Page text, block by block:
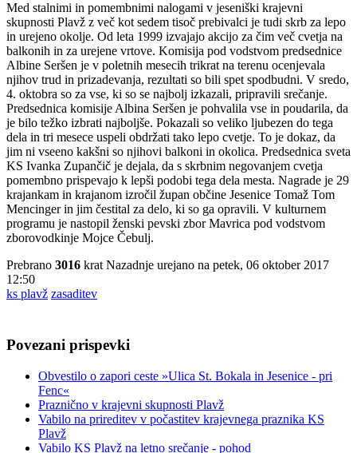
Med stalnimi in pomembnimi nalogami v jeseniški krajevni
skupnosti Plavž z več kot sedem tisoč prebivalci je tudi skrb za lepo
in urejeno okolje. Od leta 1999 izvajajo akcijo za čim več cvetja na
balkonih in za urejene vrtove. Komisija pod vodstvom predsednice
Albine Seršen je v poletnih mesecih trikrat na terenu ocenjevala
njihov trud in prizadevanja, rezultati so bili spet spodbudni. V sredo,
4. oktobra so za vse, ki so se najbolj izkazali, pripravili srečanje.
Predsednica komisije Albina Seršen je pohvalila vse in poudarila, da
je bilo težko izbrati najboljše. Pokazali so veliko ljubezen do tega
dela in tri mesece uspeli obdržati tako lepo cvetje. To je dokaz, da
jim ni vseeno kakšni so njihovi balkoni in okolica. Predsednica sveta
KS Ivanka Zupančič je dejala, da s skrbnim negovanjem cvetja
pomembno prispevajo k lepši podobi tega dela mesta. Nagrade je 29
krajankam in krajanom izročil župan občine Jesenice Tomaž Tom
Mencinger in jim čestital za delo, ki so ga opravili. V kulturnem
programu je nastopil ženski pevski zbor Mavrica pod vodstvom
zborovodkinje Mojce Čebulj.
Prebrano 3016 krat Nazadnje urejano na petek, 06 oktober 2017
12:50
ks plavž zasaditev
Povezani prispevki
Obvestilo o zapori ceste »Ulica St. Bokala in Jesenice - pri
Fenc«
Praznično v krajevni skupnosti Plavž
Vabilo na prireditev v počastitev krajevnega praznika KS
Plavž
Vabilo KS Plavž na letno srečanje - pohod